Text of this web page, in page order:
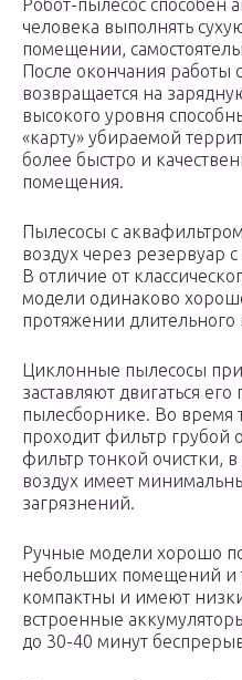
Робот-пылесос способен
человека выполнять
помещении,
После окончания работы
возвращается на
высокого уровня
«карту» убираемой
более быстро и
помещения.
Пылесосы с
воздух через резервуар
В отличие от
модели одинаково
протяжении
Циклонные пылесосы при
заставляют двигаться
пылесборнике. Во время
проходит фильтр грубой
фильтр тонкой очистки, в
воздух имеет
загрязнений.
Ручные модели хорошо
небольших помещений и
компактны и имеют
встроенные
до 30-40 минут